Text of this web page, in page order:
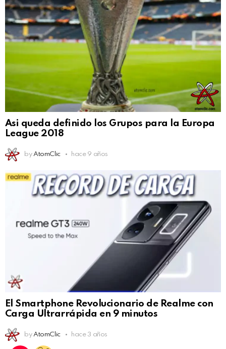
Asi queda definido los Grupos para la Europa
League 2018
by AtomClic hace 9 años
El Smartphone Revolucionario de Realme con
Carga Ultrarrápida en 9 minutos
by AtomClic hace 3 años